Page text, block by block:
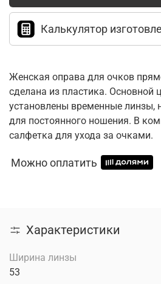
Калькулятор
Женская оправа для очков
сделана из пластика. Основной
установлены временные линзы,
для постоянного ношения. В
салфетка для ухода за очками.
Можно оплатить
Характеристики
Ширина линзы
53